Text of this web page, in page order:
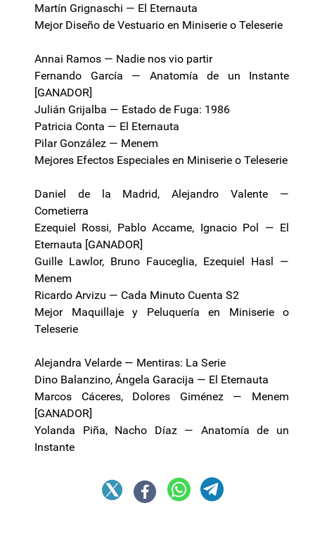
Martín Grignaschi — El Eternauta
Mejor Diseño de Vestuario en Miniserie o Teleserie
Annai Ramos — Nadie nos vio partir
Fernando García — Anatomía de un Instante
[GANADOR]
Julián Grijalba — Estado de Fuga: 1986
Patricia Conta — El Eternauta
Pilar González — Menem
Mejores Efectos Especiales en Miniserie o Teleserie
Daniel de la Madrid, Alejandro Valente —
Cometierra
Ezequiel Rossi, Pablo Accame, Ignacio Pol — El
Eternauta [GANADOR]
Guille Lawlor, Bruno Fauceglia, Ezequiel Hasl —
Menem
Ricardo Arvizu — Cada Minuto Cuenta S2
Mejor Maquillaje y Peluquería en Miniserie o
Teleserie
Alejandra Velarde — Mentiras: La Serie
Dino Balanzino, Ángela Garacija — El Eternauta
Marcos Cáceres, Dolores Giménez — Menem
[GANADOR]
Yolanda Piña, Nacho Díaz — Anatomía de un
Instante